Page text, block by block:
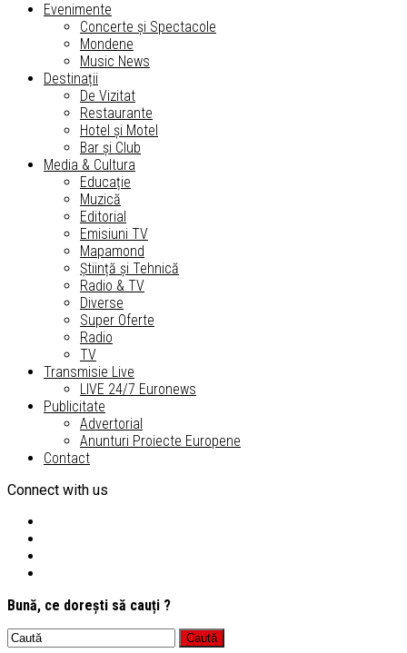
Evenimente
Concerte și Spectacole
Mondene
Music News
Destinații
De Vizitat
Restaurante
Hotel și Motel
Bar și Club
Media & Cultura
Educație
Muzică
Editorial
Emisiuni TV
Mapamond
Știință și Tehnică
Radio & TV
Diverse
Super Oferte
Radio
TV
Transmisie Live
LIVE 24/7 Euronews
Publicitate
Advertorial
Anunturi Proiecte Europene
Contact
Connect with us
Bună, ce dorești să cauți ?